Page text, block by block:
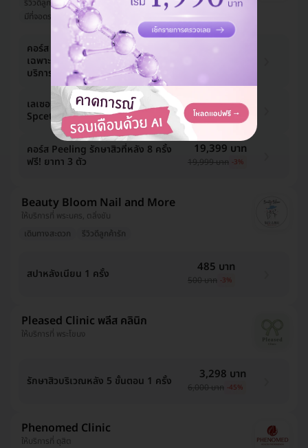
รีวิวดีลูกค้ารัก
มีแพทย์ประจำคลินิก
มีที่จอดรถมากกว่า 3 คัน
คอร์ส Peeling รักษาสิวที่หลัง 2 ครั้ง
เฉพาะลูกค้าใหม่ที่ยังไม่เคยเข้ามารับ
บริการที่คลินิก
เลเซอร์รอยสิวที่หลัง ด้วย Q-switch
Spcetra ด้วยเครื่อง Spectra 1 ครั้ง
5,335 บาท
5,500 บาท -3%
คอร์ส Peeling รักษาสิวที่หลัง 8 ครั้ง
ฟรี! ยาทา 3 ตัว
19,399 บาท
19,999 บาท -3%
Beauty Bloom Nail and More
ให้บริการที่ พระนคร, ตลิ่งชัน
เดินทางสะดวก
รีวิวดีลูกค้ารัก
สปาหลังเนียน 1 ครั้ง 485 บาท
500 บาท -3%
Pleased Clinic พลีส คลินิก
ให้บริการที่ พระโขนง
รักษาสิวบริเวณหลัง 5 ขั้นตอน 1 ครั้ง 3,298 บาท
6,000 บาท -45%
Phenomed Clinic
ให้บริการที่ ดุสิต